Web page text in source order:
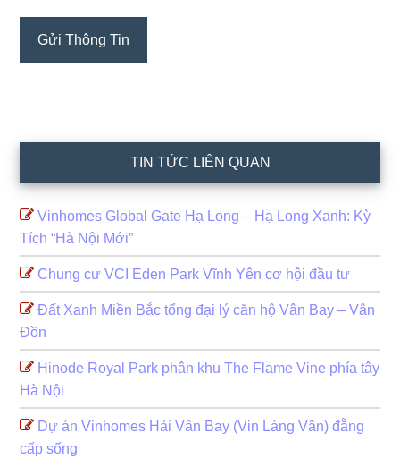
TIN TỨC LIÊN QUAN
Vinhomes Global Gate Hạ Long – Hạ Long Xanh: Kỳ
Tích “Hà Nội Mới”
Chung cư VCI Eden Park Vĩnh Yên cơ hội đầu tư
Đất Xanh Miền Bắc tổng đại lý căn hộ Vân Bay – Vân
Đồn
Hinode Royal Park phân khu The Flame Vine phía tây
Hà Nội
Dự án Vinhomes Hải Vân Bay (Vin Làng Vân) đẵng
cấp sống